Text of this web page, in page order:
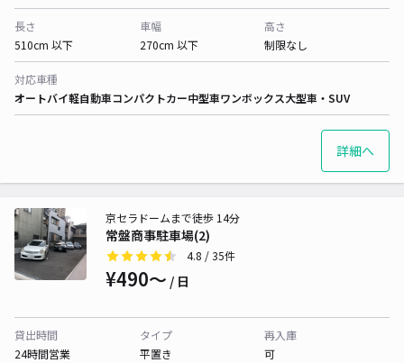
長さ
510cm 以下
車幅
270cm 以下
高さ
制限なし
対応車種
オートバイ軽自動車コンパクトカー中型車ワンボックス大型車・SUV
詳細へ
常盤商事駐車場(2)
京セラドームまで徒歩 14分
4.8 / 35件
¥490〜 / 日
貸出時間
24時間営業
タイプ
平置き
再入庫
可